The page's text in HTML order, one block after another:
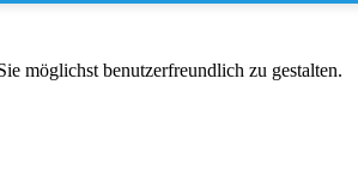
möglichst benutzerfreundlich zu gestalten.